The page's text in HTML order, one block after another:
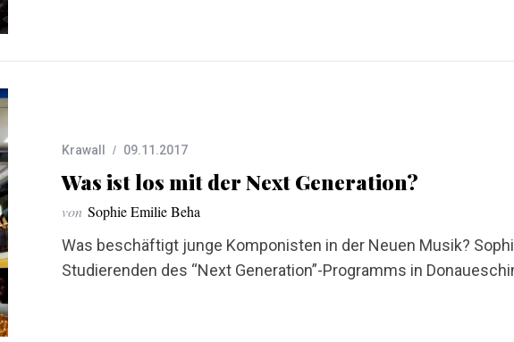
Krawall 09.11.2017
Was ist los mit der Next Generation?
von Sophie Emilie Beha
Was beschäftigt junge Komponisten in der Neuen Musik?
Studierenden des “Next Generation”-Programms in